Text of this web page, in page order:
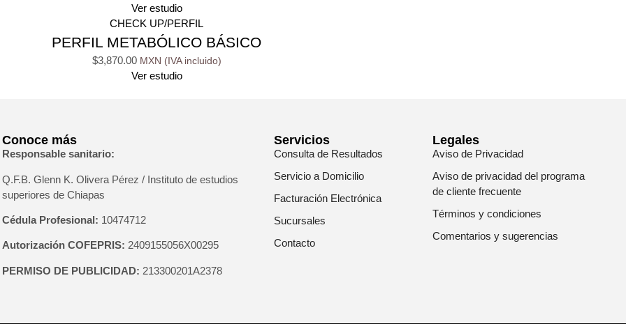
Ver estudio
CHECK UP/PERFIL
PERFIL METABÓLICO BÁSICO
$3,870.00
Ver estudio
Conoce más
Responsable sanitario:
Q.F.B. Glenn K. Olivera Pérez / Instituto de estudios
superiores de Chiapas
Cédula Profesional: 10474712
Autorización COFEPRIS: 2409155056X00295
PERMISO DE PUBLICIDAD: 213300201A2378
Servicios
Consulta de Resultados
Servicio a Domicilio
Facturación Electrónica
Sucursales
Contacto
Legales
Aviso de Privacidad
Aviso de privacidad del programa
de cliente frecuente
Términos y condiciones
Comentarios y sugerencias